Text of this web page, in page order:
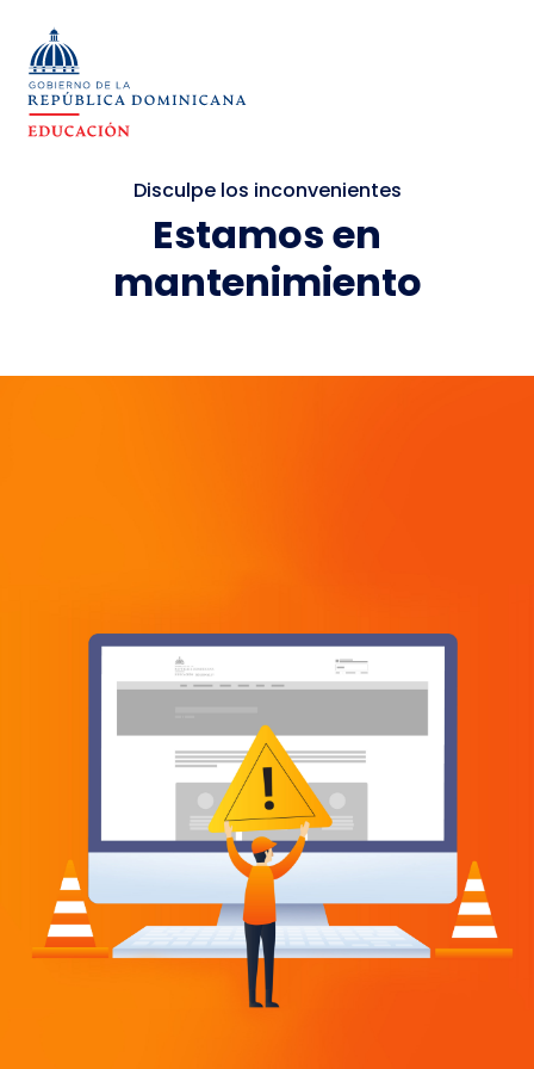
Disculpe los inconvenientes
Estamos en
mantenimiento